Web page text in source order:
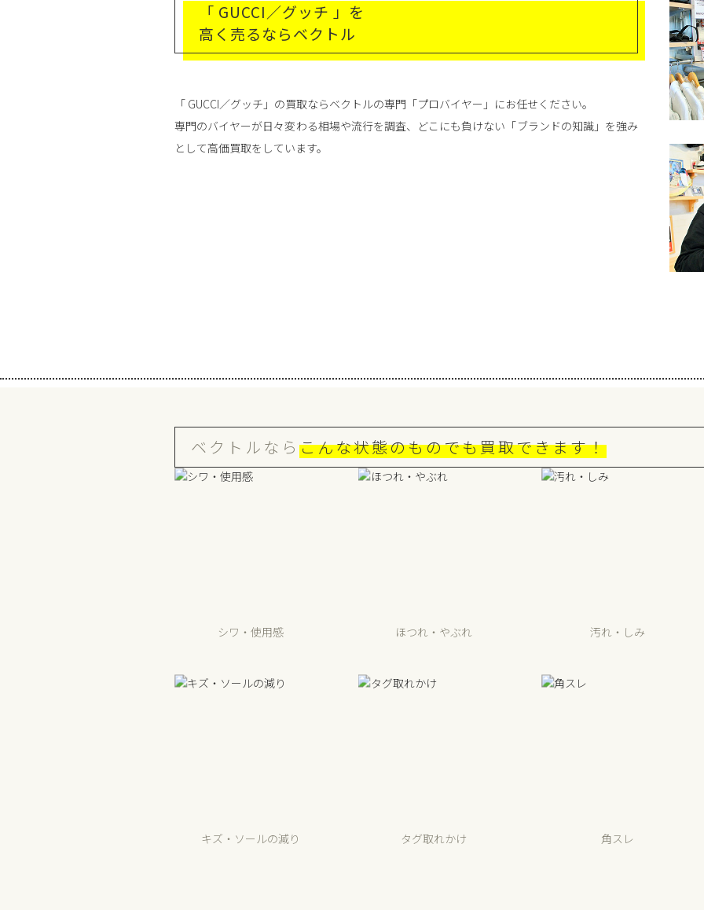
「 GUCCI／グッチ 」を
高く売るならベクトル
「 GUCCI／グッチ」の買取ならベクトルの専門「プロバイヤー」にお任せください。
専門のバイヤーが日々変わる相場や流行を調査、どこにも負けない「ブランドの知識」を強み
として高価買取をしています。
ベクトルなら こんな状態のものでも買取できます！
シワ・使用感 ほつれ・やぶれ 汚れ・しみ
キズ・ソールの減り タグ取れかけ 角スレ